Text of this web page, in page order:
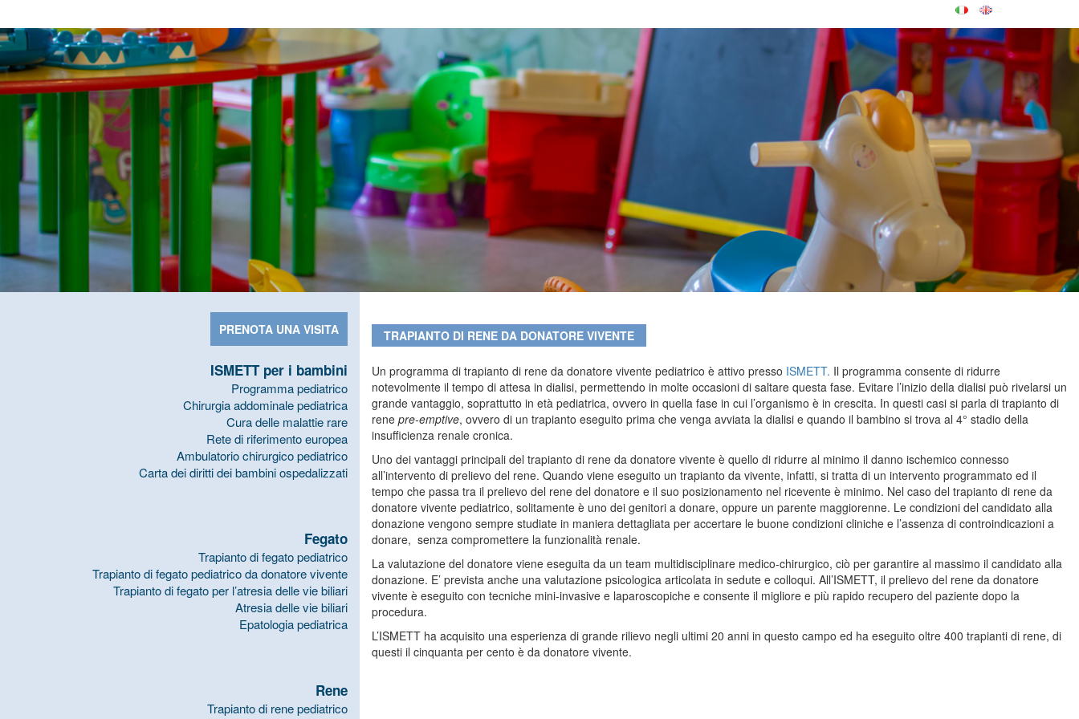
PRENOTA UNA VISITA
ISMETT per i bambini
Programma pediatrico
Chirurgia addominale pediatrica
Cura delle malattie rare
Rete di riferimento europea
Ambulatorio chirurgico pediatrico
Carta dei diritti dei bambini ospedalizzati
Fegato
Trapianto di fegato pediatrico
Trapianto di fegato pediatrico da donatore vivente
Trapianto di fegato per l’atresia delle vie biliari
Atresia delle vie biliari
Epatologia pediatrica
Rene
Trapianto di rene pediatrico
TRAPIANTO DI RENE DA DONATORE VIVENTE
Un programma di trapianto di rene da donatore vivente pediatrico è attivo presso ISMETT. Il programma consente di ridurre
notevolmente il tempo di attesa in dialisi, permettendo in molte occasioni di saltare questa fase. Evitare l’inizio della dialisi può rivelarsi un
grande vantaggio, soprattutto in età pediatrica, ovvero in quella fase in cui l’organismo è in crescita. In questi casi si parla di trapianto di
rene pre-emptive, ovvero di un trapianto eseguito prima che venga avviata la dialisi e quando il bambino si trova al 4° stadio della
insufficienza renale cronica.
Uno dei vantaggi principali del trapianto di rene da donatore vivente è quello di ridurre al minimo il danno ischemico connesso
all’intervento di prelievo del rene. Quando viene eseguito un trapianto da vivente, infatti, si tratta di un intervento programmato ed il
tempo che passa tra il prelievo del rene del donatore e il suo posizionamento nel ricevente è minimo. Nel caso del trapianto di rene da
donatore vivente pediatrico, solitamente è uno dei genitori a donare, oppure un parente maggiorenne. Le condizioni del candidato alla
donazione vengono sempre studiate in maniera dettagliata per accertare le buone condizioni cliniche e l’assenza di controindicazioni a
donare, senza compromettere la funzionalità renale.
La valutazione del donatore viene eseguita da un team multidisciplinare medico-chirurgico, ciò per garantire al massimo il candidato alla
donazione. E’ prevista anche una valutazione psicologica articolata in sedute e colloqui. All’ISMETT, il prelievo del rene da donatore
vivente è eseguito con tecniche mini-invasive e laparoscopiche e consente il migliore e più rapido recupero del paziente dopo la
procedura.
L’ISMETT ha acquisito una esperienza di grande rilievo negli ultimi 20 anni in questo campo ed ha eseguito oltre 400 trapianti di rene, di
questi il cinquanta per cento è da donatore vivente.